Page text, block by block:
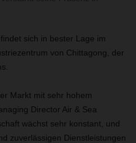
sich in bester Lage im
von Chittagong, der
Markt mit sehr hohem
Director Air & Sea
wächst sehr konstant, und
zuverlässigen Dienstleistungen